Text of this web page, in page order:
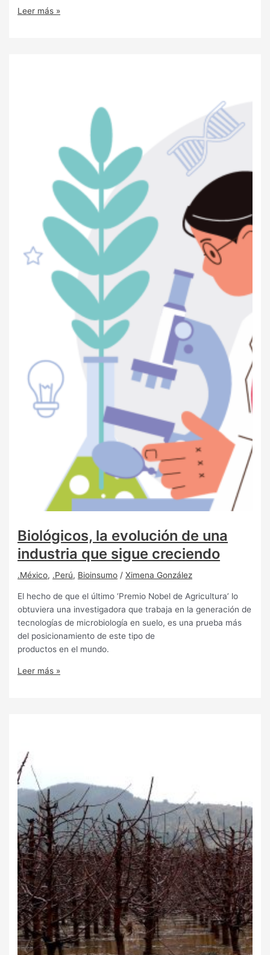
Leer más »
Biológicos, la evolución de una
industria que sigue creciendo
.México, .Perú, Bioinsumo /Ximena González
El hecho de que el último ‘Premio Nobel de Agricultura’ lo
obtuviera una investigadora que trabaja en la generación de
tecnologías de microbiología en suelo, es una prueba más
del posicionamiento de este tipo de
productos en el mundo.
Leer más »